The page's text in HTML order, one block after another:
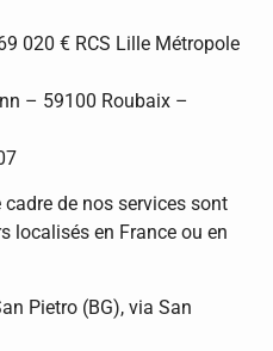
020 € RCS Lille Métropole
– 59100 Roubaix –
de nos services sont
localisés en France ou en
Pietro (BG), via San